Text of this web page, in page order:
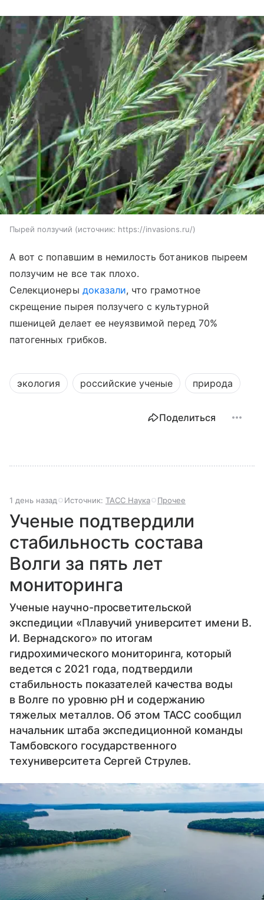
Пырей ползучий источник: https://invasions.ru/
А вот с попавшим в немилость ботаников пыреем
ползучим не все так плохо.
Селекционеры доказали, что грамотное
скрещение пырея ползучего с культурной
пшеницей делает ее неуязвимой перед 70%
патогенных грибков.
экология российские ученые природа
Поделиться
1 день назад Источник: ТАСС Наука Прочее
Ученые подтвердили
стабильность состава
Волги за пять лет
мониторинга
Ученые научно-просветительской
экспедиции «Плавучий университет имени В.
И. Вернадского» по итогам
гидрохимического мониторинга, который
ведется с 2021 года, подтвердили
стабильность показателей качества воды
в Волге по уровню pH и содержанию
тяжелых металлов. Об этом ТАСС сообщил
начальник штаба экспедиционной команды
Тамбовского государственного
техуниверситета Сергей Струлев.